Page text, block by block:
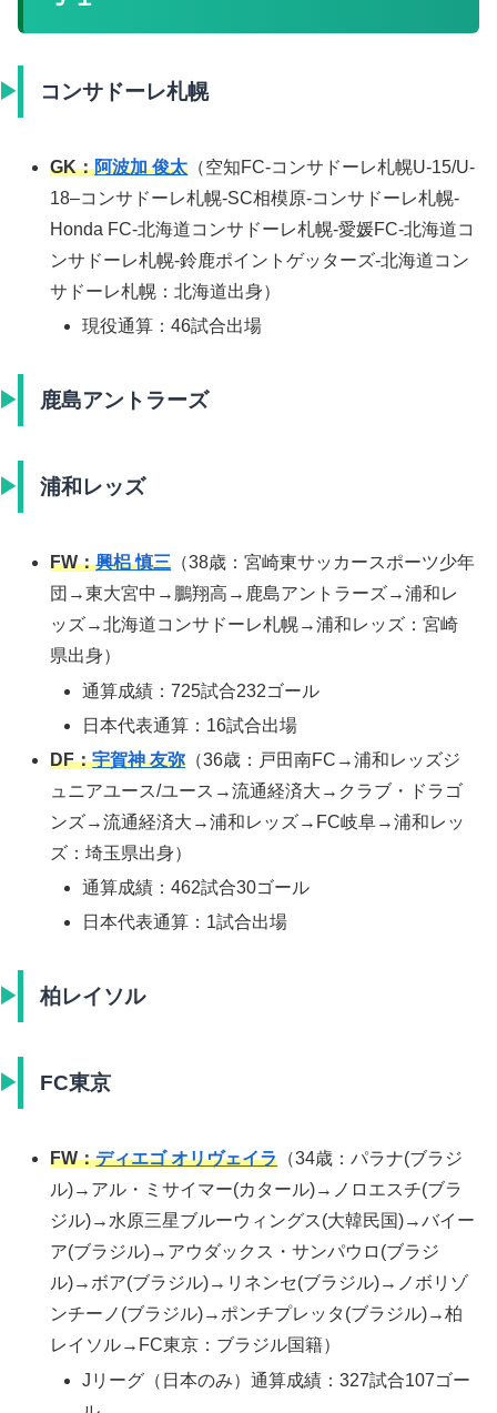
コンサドーレ札幌
GK：阿波加 俊太 （空知FC-コンサドーレ札幌U-15/U-
18–コンサドーレ札幌-SC相模原-コンサドーレ札幌-
Honda FC-北海道コンサドーレ札幌-愛媛FC-北海道コ
ンサドーレ札幌-鈴鹿ポイントゲッターズ-北海道コン
サドーレ札幌：北海道出身）
現役通算：46試合出場
鹿島アントラーズ
浦和レッズ
FW：興梠 慎三 （38歳：宮崎東サッカースポーツ少年
団→東大宮中→鵬翔高→鹿島アントラーズ→浦和レ
ッズ→北海道コンサドーレ札幌→浦和レッズ：宮崎
県出身）
通算成績：725試合232ゴール
日本代表通算：16試合出場
DF：宇賀神 友弥 （36歳：戸田南FC→浦和レッズジ
ュニアユース/ユース→流通経済大→クラブ・ドラゴ
ンズ→流通経済大→浦和レッズ→FC岐阜→浦和レッ
ズ：埼玉県出身）
通算成績：462試合30ゴール
日本代表通算：1試合出場
柏レイソル
FC東京
FW：ディエゴ オリヴェイラ （34歳：パラナ(ブラジ
ル)→アル・ミサイマー(カタール)→ノロエスチ(ブラ
ジル)→水原三星ブルーウィングス(大韓民国)→バイー
ア(ブラジル)→アウダックス・サンパウロ(ブラジ
ル)→ボア(ブラジル)→リネンセ(ブラジル)→ノボリゾ
ンチーノ(ブラジル)→ポンチプレッタ(ブラジル)→柏
レイソル→FC東京：ブラジル国籍）
Jリーグ（日本のみ）通算成績：327試合107ゴー